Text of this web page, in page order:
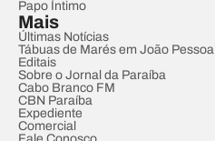
Papo Íntimo
Mais
Últimas Notícias
Tábuas de Marés em João Pessoa
Editais
Sobre o Jornal da Paraíba
Cabo Branco FM
CBN Paraíba
Expediente
Comercial